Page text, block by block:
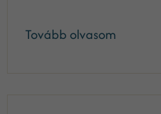
Tovább olvasom